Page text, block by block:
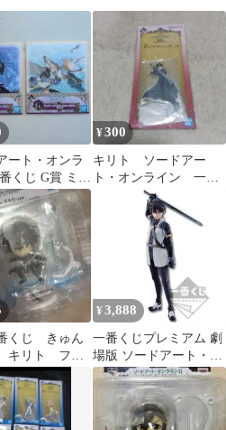
ート・オンラ
くじ G賞 ミニ
セット
¥300
キリト ソードアー
ト・オンライン 一番
くじ アクリルスタン
くじ きゅん
キリト フィ
¥ 3,888
一番くじプレミアム 劇
場版 ソードアート・オ
ンライン A賞 キリト フ
ィギュア